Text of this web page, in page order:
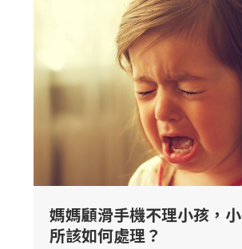
媽媽顧滑手機不理小孩，
所該如何處理？